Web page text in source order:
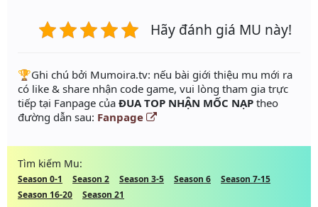
Hãy đánh giá MU này!
️🏆Ghi chú bởi Mumoira.tv: nếu bài giới thiệu mu mới ra
có like & share nhận code game, vui lòng tham gia trực
tiếp tại Fanpage của ĐUA TOP NHẬN MỐC NẠP theo
đường dẫn sau: Fanpage
Tìm kiếm Mu:
Season 0-1 Season 2 Season 3-5 Season 6
Season 7-15
Season 16-20
Season 21